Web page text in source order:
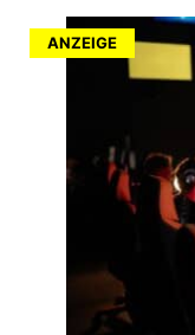
ANZEIGE